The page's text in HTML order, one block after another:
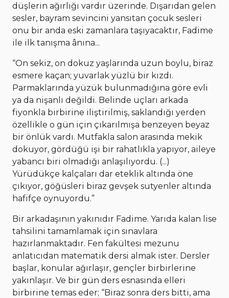
düşlerin ağırlığı vardır üzerinde. Dışarıdan gelen
sesler, bayram sevincini yansıtan çocuk sesleri
onu bir anda eski zamanlara taşıyacaktır, Fadime
ile ilk tanışma ânına...
“On sekiz, on dokuz yaşlarında uzun boylu, biraz
esmere kaçan; yuvarlak yüzlü bir kızdı.
Parmaklarında yüzük bulunmadığına göre evli
ya da nişanlı değildi. Belinde uçları arkada
fiyonkla birbirine iliştirilmiş, saklandığı yerden
özellikle o gün için çıkarılmışa benzeyen beyaz
bir önlük vardı. Mutfakla salon arasında mekik
dokuyor, gördüğü işi bir rahatlıkla yapıyor, aileye
yabancı biri olmadığı anlaşılıyordu. (...)
Yürüdükçe kalçaları dar eteklik altında öne
çıkıyor, göğüsleri biraz gevşek sutyenler altında
hafifçe oynuyordu.”
Bir arkadaşının yakınıdır Fadime. Yarıda kalan lise
tahsilini tamamlamak için sınavlara
hazırlanmaktadır. Fen fakültesi mezunu
anlatıcıdan matematik dersi almak ister. Dersler
başlar, konular ağırlaşır, gençler birbirlerine
yakınlaşır. Ve bir gün ders esnasında elleri
birbirine temas eder; “Biraz sonra ders bitti, ama